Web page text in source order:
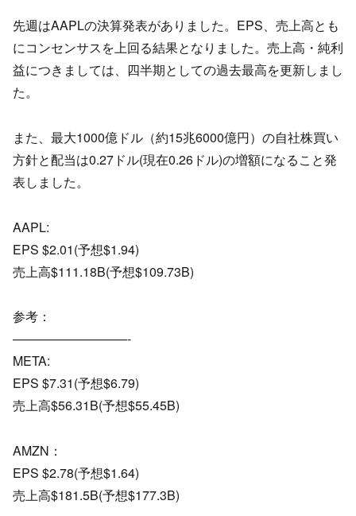
先週はAAPLの決算発表がありました。EPS、 売上高とも
にコンセンサスを上回る結果となりました。売上高・純利
益につきましては、 四半期としての過去最高を更新しまし
た。
また、最大1000億ドル（約15兆6000億円） の自社株買い
方針と配当は0.27ドル(現在0.26ドル)の増額になること発
表しました。
AAPL:
EPS $2.01(予想$1.94)
売上高$111.18B(予想$109.73B)
参考：
—————————-
META:
EPS $7.31(予想$6.79)
売上高$56.31B(予想$55.45B)
AMZN：
EPS $2.78(予想$1.64)
売上高$181.5B(予想$177.3B)